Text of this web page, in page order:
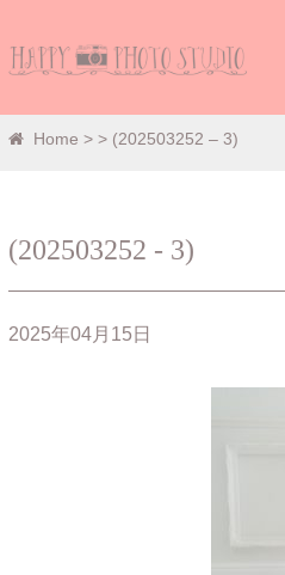
Home > > (202503252 – 3)
(202503252 - 3)
2025年04月15日